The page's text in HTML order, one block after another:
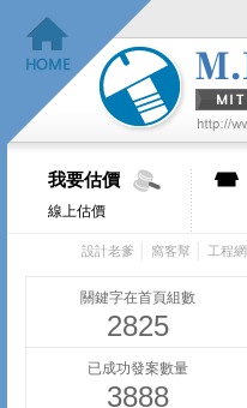
我要估價
線上估價
設計老爹 窩客幫 工程網
關鍵字在首頁組數
2825
已成功發案數量
3888